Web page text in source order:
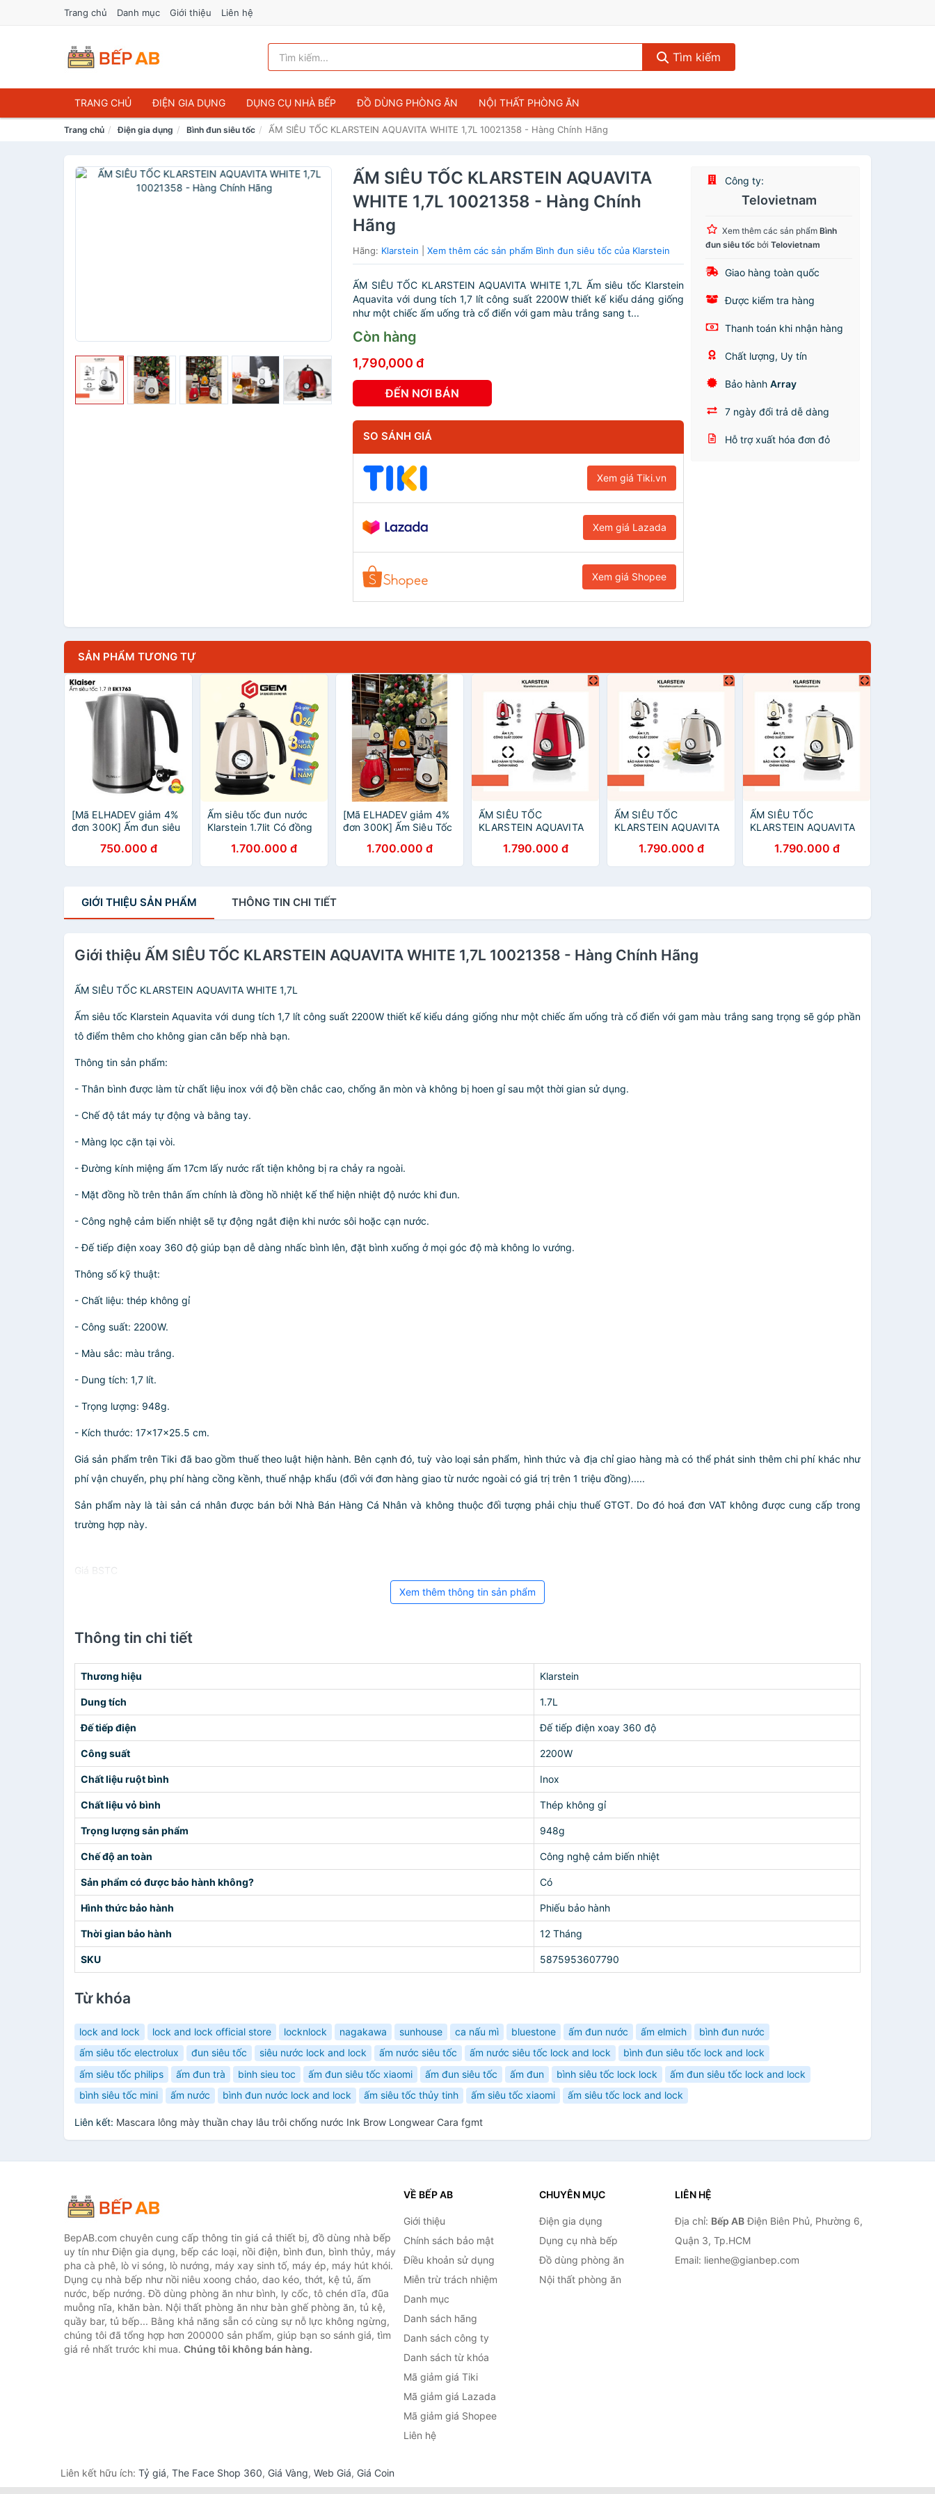
Trang chủ Danh mục Giới thiệu Liên hệ
Tìm kiếm
TRANG CHỦ ĐIỆN GIA DỤNG DỤNG CỤ NHÀ BẾP ĐỒ DÙNG PHÒNG ĂN NỘI THẤT PHÒNG ĂN
Trang chủ Điện gia dụng Bình đun siêu tốc ẤM SIÊU TỐC KLARSTEIN AQUAVITA WHITE 1,7L 10021358 - Hàng Chính Hãng
ẤM SIÊU TỐC KLARSTEIN AQUAVITA
WHITE 1,7L 10021358 - Hàng Chính
Hãng
Hãng: Klarstein |Xem thêm các sản phẩm Bình đun siêu tốc của Klarstein
ẤM SIÊU TỐC KLARSTEIN AQUAVITA WHITE 1,7L Ấm siêu tốc Klarstein
Aquavita với dung tích 1,7 lít công suất 2200W thiết kế kiểu dáng giống
như một chiếc ấm uống trà cổ điển với gam màu trắng sang t...
Còn hàng
1,790,000 đ
ĐẾN NƠI BÁN
SO SÁNH GIÁ
Xem giá Tiki.vn
Xem giá Lazada
Xem giá Shopee
Công ty:
Telovietnam
Xem thêm các sản phẩmBình
đun siêu tốc bởiTelovietnam
Giao hàng toàn quốc
Được kiểm tra hàng
Thanh toán khi nhận hàng
Chất lượng, Uy tín
Bảo hànhArray
7 ngày đổi trả dễ dàng
Hỗ trợ xuất hóa đơn đỏ
SẢN PHẨM TƯƠNG TỰ
[Mã ELHADEV giảm 4%
đơn 300K] Ấm đun siêu
2200W EK1765 tiêu
chuẩn Pháp.
750.000 đ
Ấm siêu tốc đun nước
Klarstein 1.7lit Có đồng
1.700.000 đ
[Mã ELHADEV giảm 4%
đơn 300K] Ấm Siêu Tốc
(Nhập Đức)
1.700.000 đ
ẤM SIÊU TỐC
KLARSTEIN AQUAVITA
Hàng Chính Hãng
1.790.000 đ
ẤM SIÊU TỐC
KLARSTEIN AQUAVITA
- Hàng Chính Hãng
1.790.000 đ
ẤM SIÊU TỐC
KLARSTEIN AQUAVITA
hàng Chính Hãng
1.790.000 đ
GIỚI THIỆU SẢN PHẨM THÔNG TIN CHI TIẾT
Giới thiệu ẤM SIÊU TỐC KLARSTEIN AQUAVITA WHITE 1,7L 10021358 - Hàng Chính Hãng
ẤM SIÊU TỐC KLARSTEIN AQUAVITA WHITE 1,7L
Ấm siêu tốc Klarstein Aquavita với dung tích 1,7 lít công suất 2200W thiết kế kiểu dáng giống như một chiếc ấm uống trà cổ điển với gam màu trắng sang trọng sẽ góp phần
tô điểm thêm cho không gian căn bếp nhà bạn.
Thông tin sản phẩm:
- Thân bình được làm từ chất liệu inox với độ bền chắc cao, chống ăn mòn và không bị hoen gỉ sau một thời gian sử dụng.
- Chế độ tắt máy tự động và bằng tay.
- Màng lọc cặn tại vòi.
- Đường kính miệng ấm 17cm lấy nước rất tiện không bị ra chảy ra ngoài.
- Mặt đồng hồ trên thân ấm chính là đồng hồ nhiệt kế thể hiện nhiệt độ nước khi đun.
- Công nghệ cảm biến nhiệt sẽ tự động ngắt điện khi nước sôi hoặc cạn nước.
- Đế tiếp điện xoay 360 độ giúp bạn dễ dàng nhấc bình lên, đặt bình xuống ở mọi góc độ mà không lo vướng.
Thông số kỹ thuật:
- Chất liệu: thép không gỉ
- Công suất: 2200W.
- Màu sắc: màu trắng.
- Dung tích: 1,7 lít.
- Trọng lượng: 948g.
- Kích thước: 17x17x25.5 cm.
Giá sản phẩm trên Tiki đã bao gồm thuế theo luật hiện hành. Bên cạnh đó, tuỳ vào loại sản phẩm, hình thức và địa chỉ giao hàng mà có thể phát sinh thêm chi phí khác như
phí vận chuyển, phụ phí hàng cồng kềnh, thuế nhập khẩu (đối với đơn hàng giao từ nước ngoài có giá trị trên 1 triệu đồng).....
Sản phẩm này là tài sản cá nhân được bán bởi Nhà Bán Hàng Cá Nhân và không thuộc đối tượng phải chịu thuế GTGT. Do đó hoá đơn VAT không được cung cấp trong
trường hợp này.
Giá BSTC
Xem thêm thông tin sản phẩm
Thông tin chi tiết
Thương hiệu Klarstein
Dung tích 1.7L
Đế tiếp điện Đế tiếp điện xoay 360 độ
Công suất 2200W
Chất liệu ruột bình Inox
Chất liệu vỏ bình Thép không gỉ
Trọng lượng sản phẩm 948g
Chế độ an toàn Công nghệ cảm biến nhiệt
Sản phẩm có được bảo hành không? Có
Hình thức bảo hành Phiếu bảo hành
Thời gian bảo hành 12 Tháng
SKU 5875953607790
Từ khóa
lock and lock lock and lock official store locknlock nagakawa sunhouse ca nấu mì bluestone ấm đun nước ấm elmich
bình đun nước
ấm siêu tốc electrolux
đun siêu tốc siêu nước lock and lock ấm nước siêu tốc ấm nước siêu tốc lock and lock
bình đun siêu tốc lock and lock
ấm siêu tốc philips
ấm đun trà binh sieu toc ấm đun siêu tốc xiaomi ấm đun siêu tốc ấm đun bình siêu tốc lock lock
ấm đun siêu tốc lock and lock
bình siêu tốc mini
ấm nước bình đun nước lock and lock ấm siêu tốc thủy tinh ấm siêu tốc xiaomi ấm siêu tốc lock and lock
Liên kết: Mascara lông mày thuần chay lâu trôi chống nước Ink Brow Longwear Cara fgmt
BepAB.com chuyên cung cấp thông tin giá cả thiết bị, đồ dùng nhà bếp
uy tín như Điện gia dụng, bếp các loại, nồi điện, bình đun, bình thủy, máy
pha cà phê, lò vi sóng, lò nướng, máy xay sinh tố, máy ép, máy hút khói.
Dụng cụ nhà bếp như nồi niêu xoong chảo, dao kéo, thớt, kệ tủ, ấm
nước, bếp nướng. Đồ dùng phòng ăn như bình, ly cốc, tô chén dĩa, đũa
muỗng nĩa, khăn bàn. Nội thất phòng ăn như bàn ghế phòng ăn, tủ kệ,
quầy bar, tủ bếp... Bằng khả năng sẵn có cùng sự nỗ lực không ngừng,
chúng tôi đã tổng hợp hơn 200000 sản phẩm, giúp bạn so sánh giá, tìm
giá rẻ nhất trước khi mua. Chúng tôi không bán hàng.
VỀ BẾP AB
Giới thiệu
Chính sách bảo mật
Điều khoản sử dụng
Miễn trừ trách nhiệm
Danh mục
Danh sách hãng
Danh sách công ty
Danh sách từ khóa
Mã giảm giá Tiki
Mã giảm giá Lazada
Mã giảm giá Shopee
Liên hệ
CHUYÊN MỤC
Điện gia dụng
Dụng cụ nhà bếp
Đồ dùng phòng ăn
Nội thất phòng ăn
LIÊN HỆ
Địa chỉ: Bếp ABĐiện Biên Phủ, Phường 6,
Quận 3, Tp.HCM
Email: lienhe@gianbep.com
Liên kết hữu ích: Tỷ giá, The Face Shop 360, Giá Vàng, Web Giá, Giá Coin